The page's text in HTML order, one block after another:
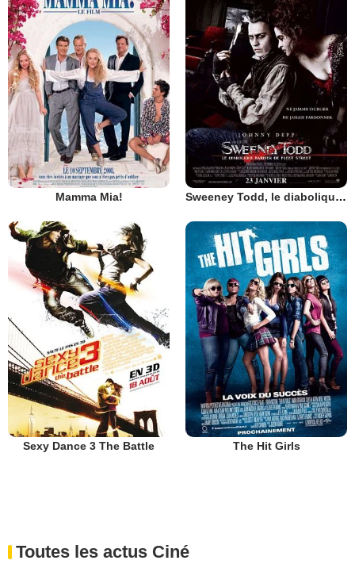
Mamma Mia! Sweeney Todd, le diabolique barbier de Fleet Street
Sexy Dance 3 The Battle The Hit Girls
Toutes les actus Ciné